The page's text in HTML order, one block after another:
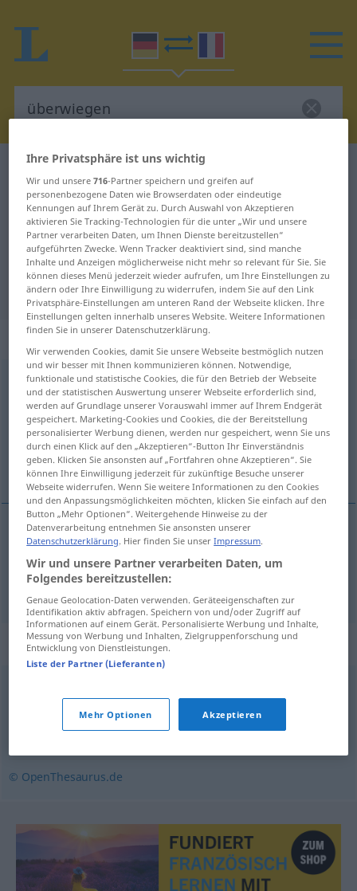
Deutsch-Französisch Wörterbuch
Deutsch-Französisch Übersetzung
für "überwiegen"
"überwiegen" Französisch
Übersetzung
„überwiegen“: intransitives Verb
überwiegenv/i <irr, sans ge>
Übersicht aller Übersetzungen
(Für mehr Details die Übersetzung anklicken/antippen)
prédominer, être prépondérant
prédominer überwiegen
êtreprépondérant überwiegen
Synonyme für "überwiegen"
dominieren,beherrschen,überragen,vorherrschen
© OpenThesaurus.de
Ihre Privatsphäre ist uns wichtig
Wir und unsere716-Partner speichern und greifen auf
personenbezogene Daten wie Browserdaten oder eindeutige
Kennungen auf Ihrem Gerät zu. Durch Auswahl von Akzeptieren
aktivieren Sie Tracking-Technologien für die unter „Wir und unsere
Partner verarbeiten Daten, um Ihnen Dienste bereitzustellen“
aufgeführten Zwecke. Wenn Tracker deaktiviert sind, sind manche
Inhalte und Anzeigen möglicherweise nicht mehr so relevant für Sie. Sie
können dieses Menü jederzeit wieder aufrufen, um Ihre Einstellungen zu
ändern oder Ihre Einwilligung zu widerrufen, indem Sie auf den Link
Privatsphäre-Einstellungen am unteren Rand der Webseite klicken. Ihre
Einstellungen gelten innerhalb unseres Website. Weitere Informationen
finden Sie in unserer Datenschutzerklärung.
Wir verwenden Cookies, damit Sie unsere Webseite bestmöglich nutzen
und wir besser mit Ihnen kommunizieren können. Notwendige,
funktionale und statistische Cookies, die für den Betrieb der Webseite
und der statistischen Auswertung unserer Webseite erforderlich sind,
werden auf Grundlage unserer Vorauswahl immer auf Ihrem Endgerät
gespeichert. Marketing-Cookies und Cookies, die der Bereitstellung
personalisierter Werbung dienen, werden nur gespeichert, wenn Sie uns
durch einen Klick auf den „Akzeptieren“-Button Ihr Einverständnis
geben. Klicken Sie ansonsten auf „Fortfahren ohne Akzeptieren“. Sie
können Ihre Einwilligung jederzeit für zukünftige Besuche unserer
Webseite widerrufen. Wenn Sie weitere Informationen zu den Cookies
und den Anpassungsmöglichkeiten möchten, klicken Sie einfach auf den
Button „Mehr Optionen“. Weitergehende Hinweise zu der
Datenverarbeitung entnehmen Sie ansonsten unserer
Datenschutzerklärung. Hier finden Sie unserImpressum.
Wir und unsere Partner verarbeiten Daten, um
Folgendes bereitzustellen:
Genaue Geolocation-Daten verwenden. Geräteeigenschaften zur
Identifikation aktiv abfragen. Speichern von und/oder Zugriff auf
Informationen auf einem Gerät. Personalisierte Werbung und Inhalte,
Messung von Werbung und Inhalten, Zielgruppenforschung und
Entwicklung von Dienstleistungen.
Liste der Partner (Lieferanten)
Mehr Optionen Akzeptieren